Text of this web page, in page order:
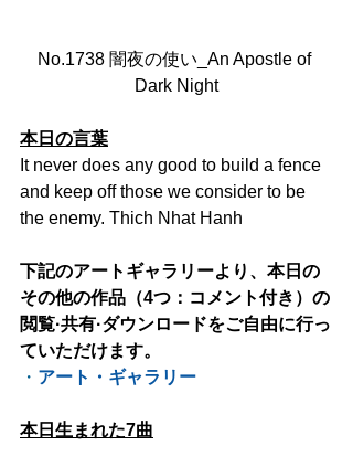
No.1738 闇夜の使い_An Apostle of
Dark Night
本日の言葉
It never does any good to build a fence
and keep off those we consider to be
the enemy. Thich Nhat Hanh
下記のアートギャラリーより、本日の
その他の作品（4つ：コメント付き）の
閲覧·共有·ダウンロードをご自由に行っ
ていただけます。
・ アート・ギャラリー
本日生まれた7曲